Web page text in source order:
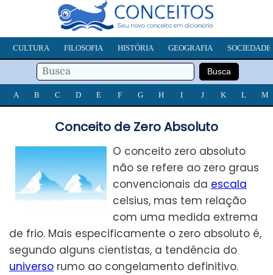
CULTURA FILOSOFIA HISTÓRIA GEOGRAFIA SOCIEDADE
A B C D E F G H I J K L M
Conceito de Zero Absoluto
O conceito zero absoluto
não se refere ao zero graus
convencionais da escala
celsius, mas tem relação
com uma medida extrema
de frio. Mais especificamente o zero absoluto é,
segundo alguns cientistas, a tendência do
universo rumo ao congelamento definitivo.